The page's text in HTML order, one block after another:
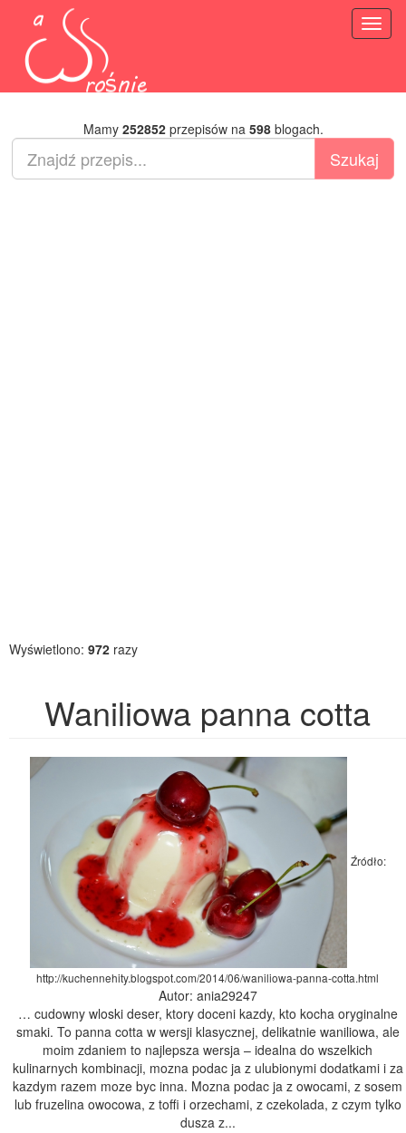
Mamy 252852przepisów na 598blogach.
Wyświetlono: 972 razy
Waniliowa panna cotta
Źródło:
http://kuchennehity.blogspot.com/2014/06/waniliowa-panna-cotta.html
Autor: ania29247
… cudowny wloski deser, ktory doceni kazdy, kto kocha oryginalne
smaki. To panna cotta w wersji klasycznej, delikatnie waniliowa, ale
moim zdaniem to najlepsza wersja – idealna do wszelkich
kulinarnych kombinacji, mozna podac ja z ulubionymi dodatkami i za
kazdym razem moze byc inna. Mozna podac ja z owocami, z sosem
lub fruzelina owocowa, z toffi i orzechami, z czekolada, z czym tylko
dusza z...